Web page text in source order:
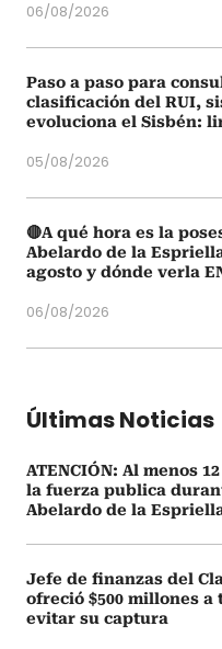
06/08/2026
Paso a paso para
clasificación del RUI,
evoluciona el Sisbén:
05/08/2026
🔴A qué hora es la
Abelardo de la
agosto y dónde verla
06/08/2026
Últimas Noticias
ATENCIÓN: Al menos
la fuerza publica
Abelardo de la
Jefe de finanzas del
ofreció $500 millones a
evitar su captura